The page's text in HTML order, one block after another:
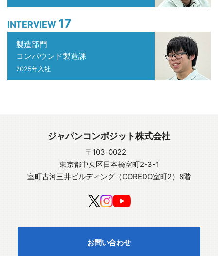
INTERVIEW 17
製造部門
コンパウンド製造課
2025年入社
ジャパンコンポジット株式会社
〒103-0022
東京都中央区日本橋室町2-3-1
室町古河三井ビルディング（COREDO室町2）8階
お問い合わせ